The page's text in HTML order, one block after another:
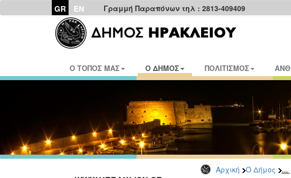
GR EN Γραμμή Παραπόνων τηλ : 2813-409409
Ο ΤΟΠΟΣ ΜΑΣ Ο ΔΗΜΟΣ ΠΟΛΙΤΙΣΜΟΣ
Αρχική Ο Δήμος ...